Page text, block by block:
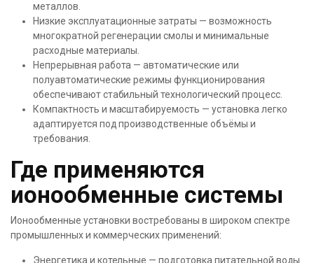
металлов.
Низкие эксплуатационные затраты — возможность
многократной регенерации смолы и минимальные
расходные материалы.
Непрерывная работа — автоматические или
полуавтоматические режимы функционирования
обеспечивают стабильный технологический процесс.
Компактность и масштабируемость — установка легко
адаптируется под производственные объёмы и
требования.
Где применяются
ионообменные системы
Ионообменные установки востребованы в широком спектре
промышленных и коммерческих применений:
Энергетика и котельные — подготовка питательной воды